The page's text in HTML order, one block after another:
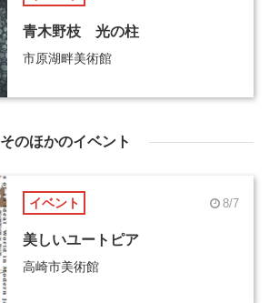
青木野枝 光の柱
市原湖畔美術館
そのほかのイベント
イベント 8/7
美しいユートピア
高崎市美術館